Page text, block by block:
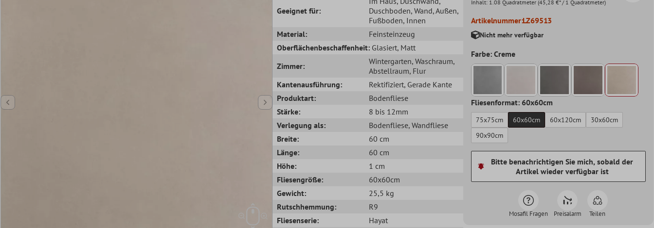
Geeignet für:
Duschboden, Wand, Außen,
Fußboden, Innen
Material:
Feinsteinzeug
Oberflächenbeschaffenheit: Glasiert, Matt
Zimmer:
Wintergarten, Waschraum,
Abstellraum, Flur
Kantenausführung:
Rektifiziert, Gerade Kante
Produktart:
Bodenfliese
Stärke:
8 bis 12mm
Verlegung als:
Bodenfliese, Wandfliese
Breite:
60 cm
Länge:
60 cm
Höhe:
1 cm
Fliesengröße:
60x60cm
Gewicht:
25,5 kg
Rutschhemmung:
R9
Fliesenserie:
Hayat
Inhalt: 1.08 Quadratmeter (45,28 €* / 1 Quadratmeter)
Artikelnummer:LZ69513
Nicht mehr verfügbar
Farbe: Creme
Fliesenformat: 60x60cm
75x75cm 60x60cm 60x120cm
30x60cm
90x90cm
Bitte benachrichtigen Sie mich, sobald der
Artikel wieder verfügbar ist
Mosafil Fragen Preisalarm Teilen